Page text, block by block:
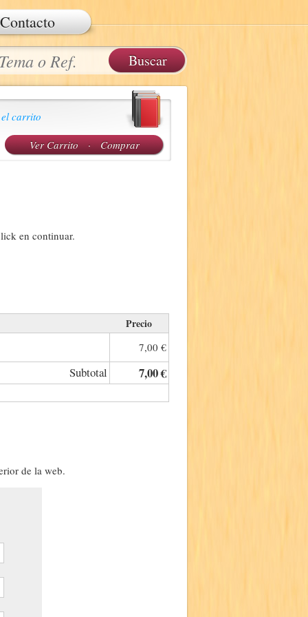
Contacto
carrito
Ver Carrito · Comprar
en continuar.
Precio
7,00 €
Subtotal 7,00 €
de la web.